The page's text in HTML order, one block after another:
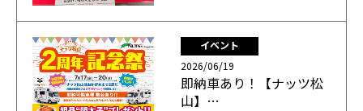
イベント
2026/06/19
即納車あり！【ナッツ松
山】…